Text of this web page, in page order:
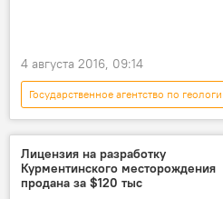
4 августа 2016, 09:14
Новости
Кыргызстан
Лицензия на разработку
Курментинского месторождения
продана за $120 тыс